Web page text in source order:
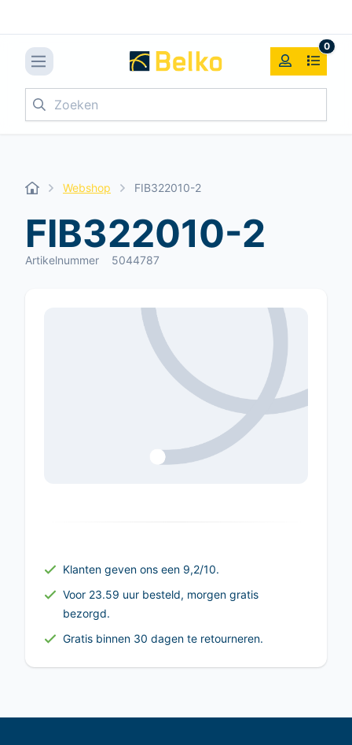
0
Zoeken
Webshop FIB322010-2
FIB322010-2
Artikelnummer 5044787
Klanten geven ons een 9,2/10.
Voor 23.59 uur besteld, morgen gratis
bezorgd.
Gratis binnen 30 dagen te retourneren.